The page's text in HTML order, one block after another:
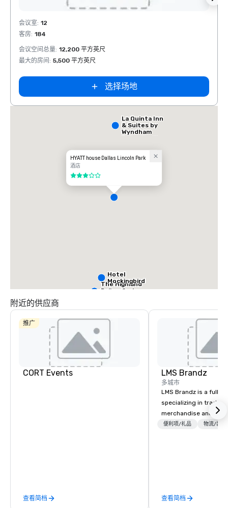
Removed from favorites
会议室: 12
客房: 184
会议空间总量: 12,200 平方英尺
最大的房间 : 5,500 平方英尺
选择场地
HYATT house Dallas Lincoln Park
酒店
3/5
The Highland
Dallas, Curio
La Quinta Inn
& Suites by
Wyndham
Dallas North
Hotel
Mockingbird
Extended
La Quinta Inn
by Wyndham
Dallas Uptown
附近的供应商
推广
CORT Events
查看简档
LMS Brandz
多城市
LMS Brandz is a full-
specializing in trade
merchandise and
booth giveaways and
years of industry
便利项/礼品 物流/装饰
查看简档